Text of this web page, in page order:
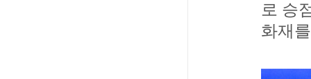
로 승
화재